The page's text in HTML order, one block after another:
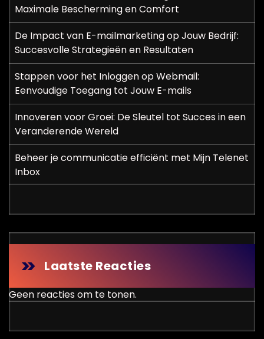
Maximale Bescherming en Comfort
De Impact van E-mailmarketing op Jouw Bedrijf:
Succesvolle Strategieën en Resultaten
Stappen voor het Inloggen op Webmail:
Eenvoudige Toegang tot Jouw E-mails
Innoveren voor Groei: De Sleutel tot Succes in een
Veranderende Wereld
Beheer je communicatie efficiënt met Mijn Telenet
Inbox
Laatste Reacties
Geen reacties om te tonen.